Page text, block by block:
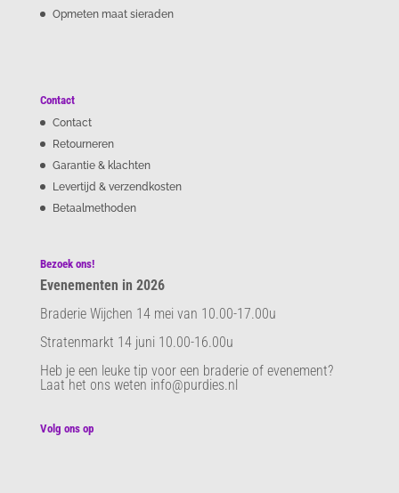
Opmeten maat sieraden
Contact
Contact
Retourneren
Garantie & klachten
Levertijd & verzendkosten
Betaalmethoden
Bezoek ons!
Evenementen in 2026
Braderie Wijchen 14 mei van 10.00-17.00u
Stratenmarkt 14 juni 10.00-16.00u
Heb je een leuke tip voor een braderie of evenement?
Laat het ons weten info@purdies.nl
Volg ons op